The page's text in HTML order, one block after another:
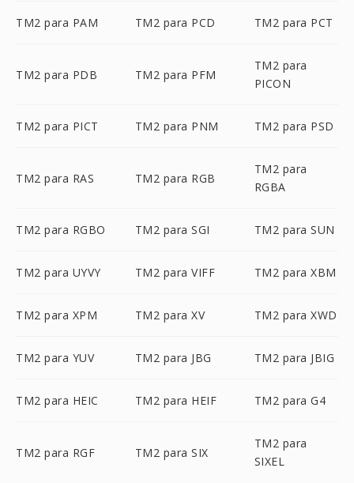
TM2 para PAM TM2 para PCD TM2 para PCT
TM2 para PDB TM2 para PFM
TM2 para
PICON
TM2 para PICT TM2 para PNM TM2 para PSD
TM2 para RAS TM2 para RGB
TM2 para
RGBA
TM2 para RGBO TM2 para SGI TM2 para SUN
TM2 para UYVY TM2 para VIFF TM2 para XBM
TM2 para XPM TM2 para XV TM2 para XWD
TM2 para YUV TM2 para JBG TM2 para JBIG
TM2 para HEIC TM2 para HEIF TM2 para G4
TM2 para RGF TM2 para SIX
TM2 para
SIXEL